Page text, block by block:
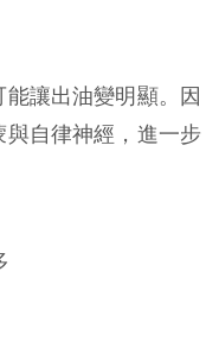
讓出油變明顯。因
與自律神經，進一步